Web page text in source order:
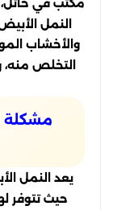
النمل
والأخشاب
التخلص
مشكلة
يعد النمل
حيث تتوفر